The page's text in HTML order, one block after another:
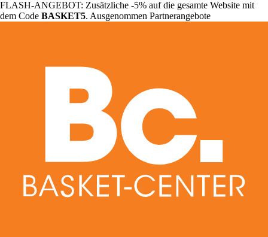
FLASH-ANGEBOT: Zusätzliche -5% auf die gesamte Website mit
dem Code BASKET5. Ausgenommen Partnerangebote